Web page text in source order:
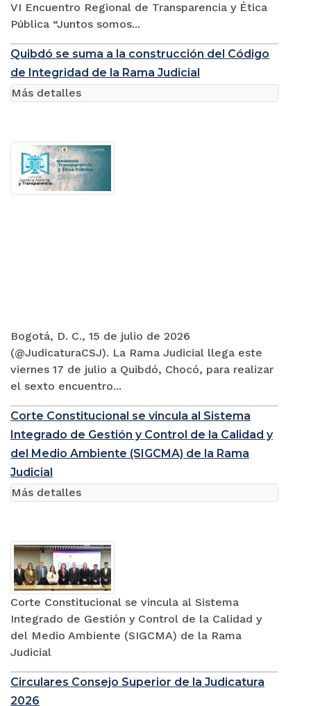
VI Encuentro Regional de Transparencia y Ética
Pública “Juntos somos...
Quibdó se suma a la construcción del Código
de Integridad de la Rama Judicial
Bogotá, D. C., 15 de julio de 2026
(@JudicaturaCSJ). La Rama Judicial llega este
viernes 17 de julio a Quibdó, Chocó, para realizar
el sexto encuentro...
Más detalles
Corte Constitucional se vincula al Sistema
Integrado de Gestión y Control de la Calidad y
del Medio Ambiente (SIGCMA) de la Rama
Judicial
Corte Constitucional se vincula al Sistema
Integrado de Gestión y Control de la Calidad y
del Medio Ambiente (SIGCMA) de la Rama
Judicial
Más detalles
Circulares Consejo Superior de la Judicatura
2026